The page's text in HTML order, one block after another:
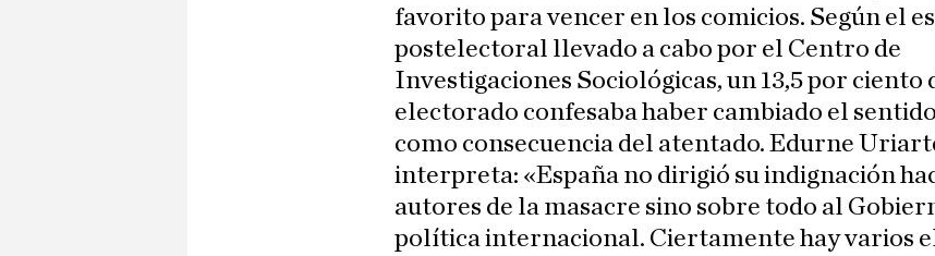
favorito para vencer en los comicios. Según el
postelectoral llevado a cabo por el Centro de
Investigaciones Sociológicas, un 13,5 por ciento
electorado confesaba haber cambiado el
como consecuencia del atentado. Edurne
interpreta: «España no dirigió su indignación
autores de la masacre sino sobre todo al
política internacional. Ciertamente hay varios